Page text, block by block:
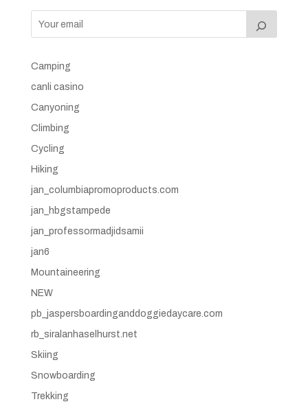
Camping
canli casino
Canyoning
Climbing
Cycling
Hiking
jan_columbiapromoproducts.com
jan_hbgstampede
jan_professormadjidsamii
jan6
Mountaineering
NEW
pb_jaspersboardinganddoggiedaycare.com
rb_siralanhaselhurst.net
Skiing
Snowboarding
Trekking